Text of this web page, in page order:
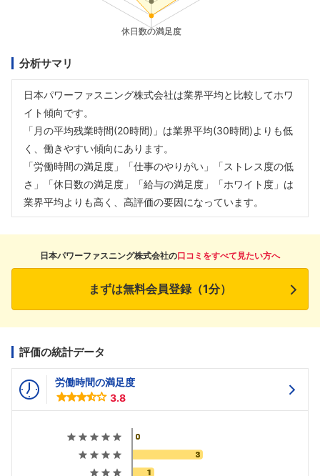
分析サマリ
日本パワーファスニング株式会社は業界平均と比較してホワ
イト傾向です。
「月の平均残業時間(20時間)」は業界平均(30時間)よりも低
く、働きやすい傾向にあります。
「労働時間の満足度」「仕事のやりがい」「ストレス度の低
さ」「休日数の満足度」「給与の満足度」「ホワイト度」は
業界平均よりも高く、高評価の要因になっています。
日本パワーファスニング株式会社の口コミをすべて見たい方へ
まずは無料会員登録（1分）
評価の統計データ
労働時間の満足度
3.8